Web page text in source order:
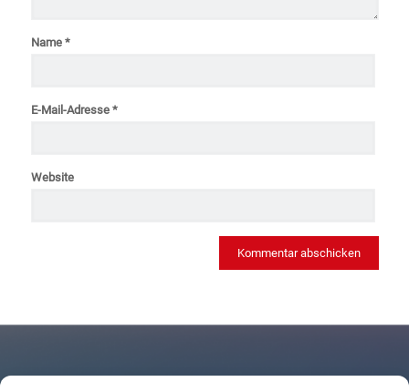
Name *
E-Mail-Adresse *
Website